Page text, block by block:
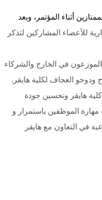
أثناء المؤتمر ، وبعد
للأعضاء المشاركين لتذكر
قام الموزعون في الخارج والشركاء
ودوجو العجاف لكلية هايقر.
هايقر وتحسين جودة
الموظفين باستمرار و
في التعاون مع هايقر